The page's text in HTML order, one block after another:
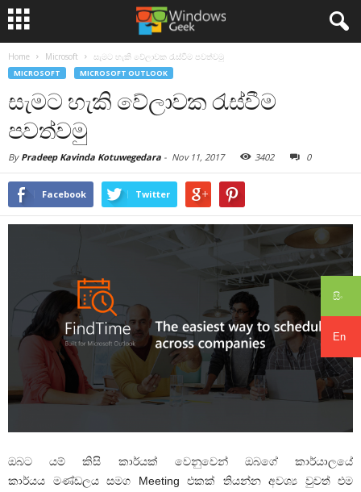
සිං
En
Home Microsoft සැමට හැකි වේලාවක රැස්වීම පවත්වමු
MICROSOFT MICROSOFT OUTLOOK
සැමට හැකි වේලාවක රැස්වීම
පවත්වමු
By Pradeep Kavinda Kotuwegedara - Nov 11, 2017 3402 0
Facebook Twitter
ඔබට යම් කිසි කාර්යක් වෙනුවෙන් ඔබගේ කාර්යාලයේ
කාර්යය මණ්ඩලය සමග Meeting එකක් තියන්න අවශ්‍ය වුවත් එම